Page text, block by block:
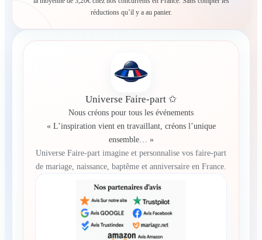
réductions qu’il y a au panier.
Universe Faire-part ✩
Nous créons pour tous les événements
« L’inspiration vient en travaillant, créons l’unique
ensemble… »
Universe Faire-part imagine et personnalise vos faire-part
de mariage, naissance, baptême et anniversaire en France.